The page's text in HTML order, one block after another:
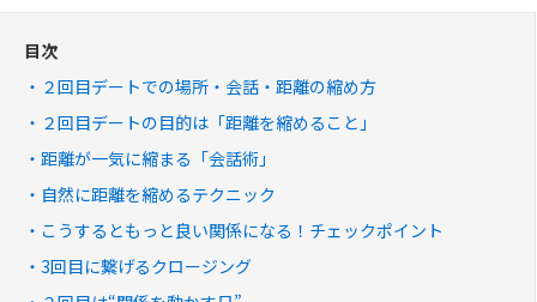
目次
２回目デートでの場所・会話・距離の縮め方
２回目デートの目的は「距離を縮めること」
距離が一気に縮まる「会話術」
自然に距離を縮めるテクニック
こうするともっと良い関係になる！チェックポイント
3回目に繋げるクロージング